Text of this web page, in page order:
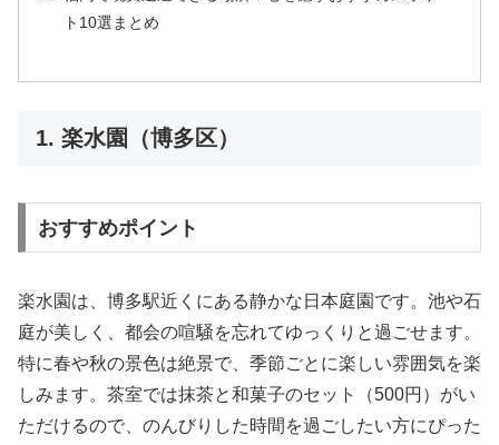
ト10選まとめ
1. 楽水園（博多区）
おすすめポイント
楽水園は、博多駅近くにある静かな日本庭園です。池や石
庭が美しく、都会の喧騒を忘れてゆっくりと過ごせます。
特に春や秋の景色は絶景で、季節ごとに楽しい雰囲気を楽
しみます。茶室では抹茶と和菓子のセット（500円）がい
ただけるので、のんびりした時間を過ごしたい方にぴった